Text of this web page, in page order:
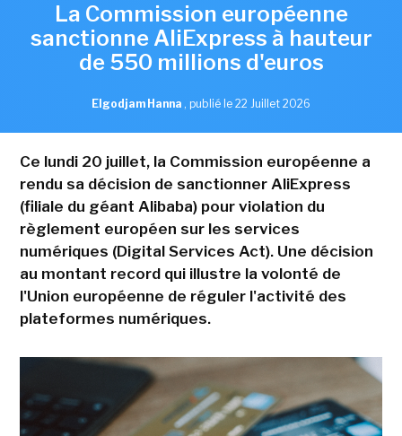
La Commission européenne
sanctionne AliExpress à hauteur
de 550 millions d'euros
Elgodjam Hanna , publié le 22 Juillet 2026
Ce lundi 20 juillet, la Commission européenne a
rendu sa décision de sanctionner AliExpress
(filiale du géant Alibaba) pour violation du
règlement européen sur les services
numériques (Digital Services Act). Une décision
au montant record qui illustre la volonté de
l'Union européenne de réguler l'activité des
plateformes numériques.